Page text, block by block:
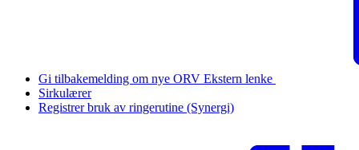
Gi tilbakemelding om nye ORV Ekstern lenke
Sirkulærer
Registrer bruk av ringerutine (Synergi)